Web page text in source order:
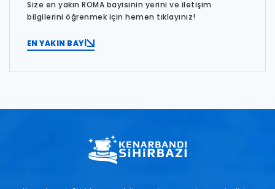
Size en yakın ROMA bayisinin yerini ve iletişim
bilgilerini öğrenmek için hemen tıklayınız!
EN YAKIN BAYİ